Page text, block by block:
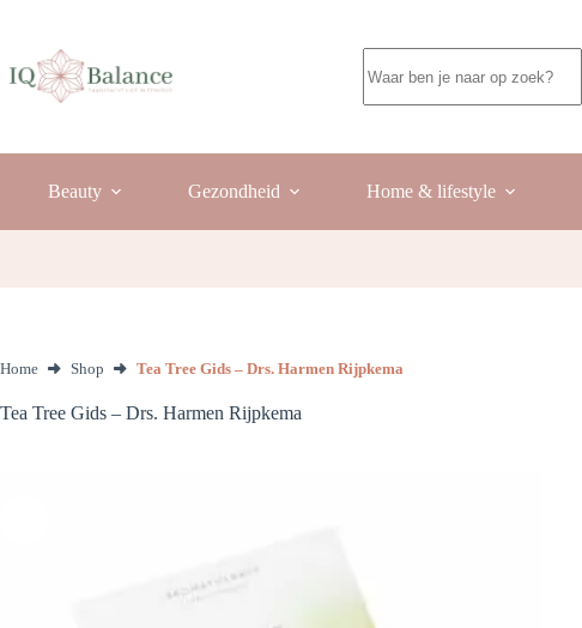
inhoud
resultaten
Beauty Gezondheid Home & lifestyle
Home Shop Tea Tree Gids – Drs. Harmen Rijpkema
Tea Tree Gids – Drs. Harmen Rijpkema